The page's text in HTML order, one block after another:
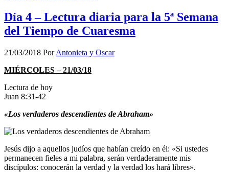
Día 4 – Lectura diaria para la 5ª Semana
del Tiempo de Cuaresma
21/03/2018 PorAntonieta y Oscar
MIÉRCOLES – 21/03/18
Lectura de hoy
Juan 8:31-42
«Los verdaderos descendientes de Abraham»
Jesús dijo a aquellos judíos que habían creído en él: «Si ustedes
permanecen fieles a mi palabra, serán verdaderamente mis
discípulos: conocerán la verdad y la verdad los hará libres».